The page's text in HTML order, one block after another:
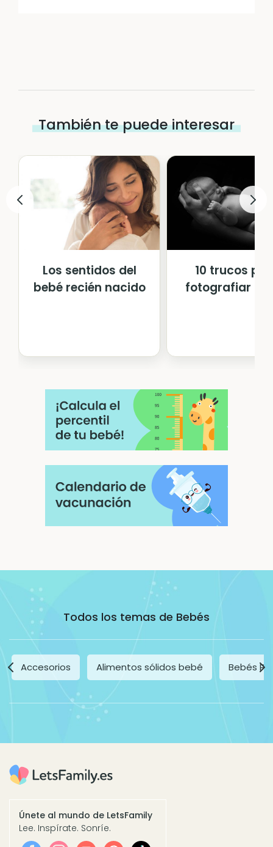
También te puede interesar
Los sentidos del
bebé recién nacido
10 trucos
fotografiar
Todos los temas de Bebés
Accesorios Alimentos sólidos bebé Bebés
Únete al mundo de LetsFamily
Lee. Inspírate. Sonríe.